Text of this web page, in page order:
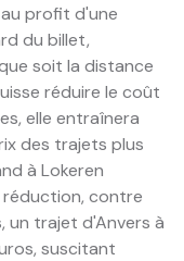
profit d'une
du billet,
soit la distance
réduire le coût
elle entraînera
des trajets plus
à Lokeren
contre
un trajet d'Anvers à
suscitant